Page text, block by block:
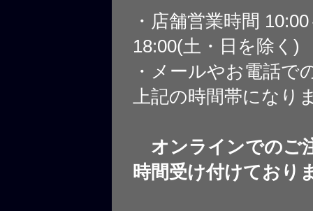
・店舗営業時間
18:00(土・日を除く)
・メールやお電話で
上記の時間帯になり
オンラインでのご
時間受け付けており